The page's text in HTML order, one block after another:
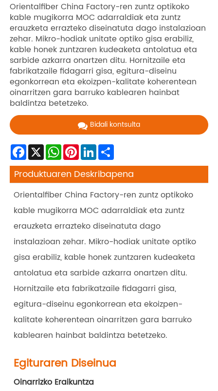
Orientalfiber China Factory-ren zuntz optikoko
kable mugikorra MOC adarraldiak eta zuntz
erauzketa errazteko diseinatuta dago instalazioan
zehar. Mikro-hodiak unitate optiko gisa erabiliz,
kable honek zuntzaren kudeaketa antolatua eta
sarbide azkarra onartzen ditu. Hornitzaile eta
fabrikatzaile fidagarri gisa, egitura-diseinu
egonkorrean eta ekoizpen-kalitate koherentean
oinarritzen gara barruko kablearen hainbat
baldintza betetzeko.
Bidali kontsulta
Facebook
X WhatsApp
Pinterest
LinkedIn
Produktuaren Deskribapena
Orientalfiber China Factory-ren zuntz optikoko
kable mugikorra MOC adarraldiak eta zuntz
erauzketa errazteko diseinatuta dago
instalazioan zehar. Mikro-hodiak unitate optiko
gisa erabiliz, kable honek zuntzaren kudeaketa
antolatua eta sarbide azkarra onartzen ditu.
Hornitzaile eta fabrikatzaile fidagarri gisa,
egitura-diseinu egonkorrean eta ekoizpen-
kalitate koherentean oinarritzen gara barruko
kablearen hainbat baldintza betetzeko.
Egituraren Diseinua
Oinarrizko Eraikuntza